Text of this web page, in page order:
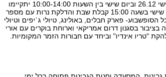
ביום חמישי בין השעות 10:00-16:00 ושישי 26.12 וביום שישי בין השעות 10:00-14:00 יתקיימו
סדנות בניית חנוכיות לכל המשפחה,ביום שישי בשעה 15:00 קבלת שבת והדלקת נרות עם מספר
הסופשבוע- פארק חבלים, באולינג, טיולי ג`יפים וטיולי
ערב שירה בציבור בסגנון דרום אמריקאי וארוחת בוקרים עם אורי
"טריו אינדיו" וביחד עם חבורות הזמר המקומיות.